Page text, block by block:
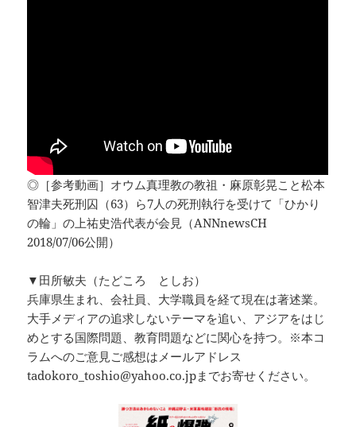
◎［参考動画］オウム真理教の教祖・麻原彰晃こと松本
智津夫死刑囚（63）ら7人の死刑執行を受けて「ひかり
の輪」の上祐史浩代表が会見（ANNnewsCH
2018/07/06公開）
▼田所敏夫（たどころ としお）
兵庫県生まれ、会社員、大学職員を経て現在は著述業。
大手メディアの追求しないテーマを追い、アジアをはじ
めとする国際問題、教育問題などに関心を持つ。※本コ
ラムへのご意見ご感想はメールアドレス
tadokoro_toshio@yahoo.co.jpまでお寄せください。